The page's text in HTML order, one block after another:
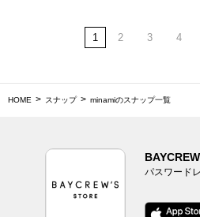
1 2 3 4
HOME スナップ minamiのスナップ一覧
パスワード